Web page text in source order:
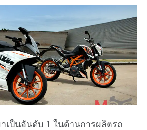
เป็นอันดับ 1 ในด้านการผลิตรถ